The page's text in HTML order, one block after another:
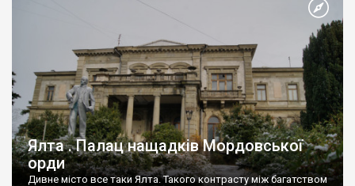
Ялта . Палац нащадків Мордовської
орди
Дивне місто все таки Ялта. Такого контрасту між багатством